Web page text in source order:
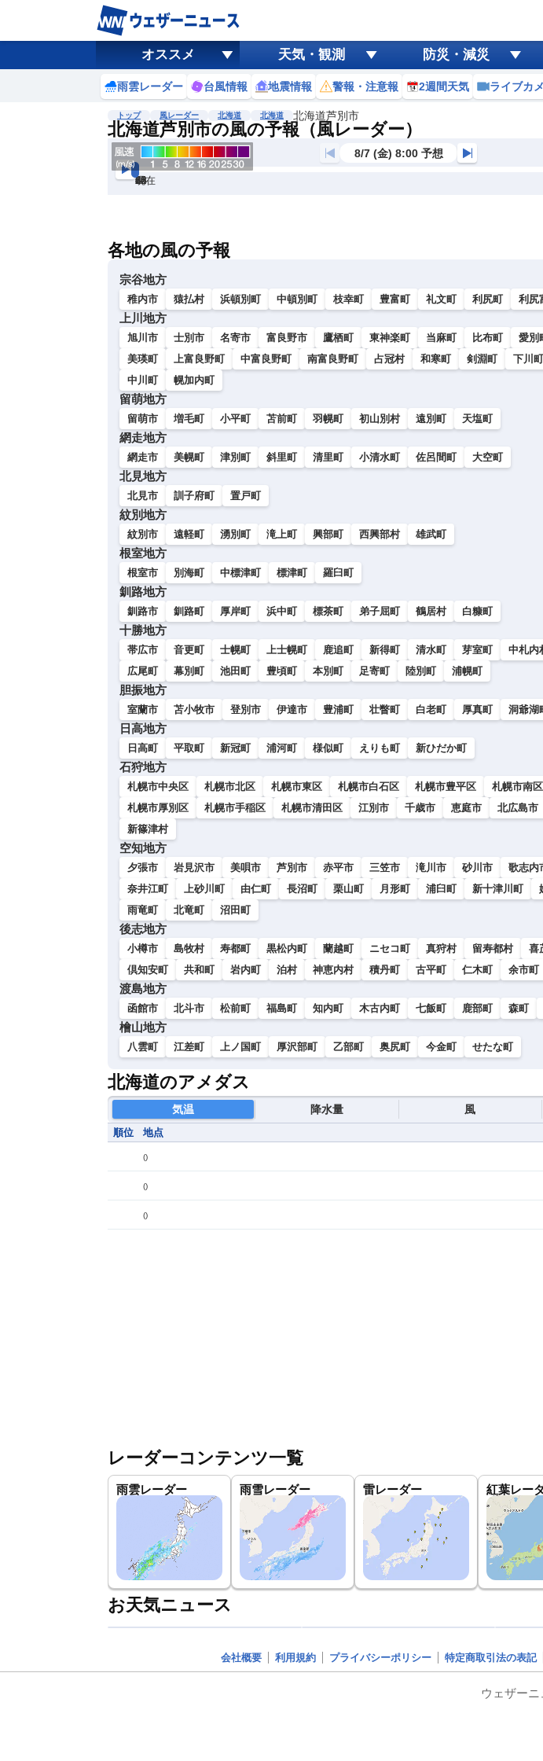
オススメ 天気・観測 防災・減災
雨雲レーダー 台風情報 地震情報 警報・注意報 2週間天気 ライブカ
トップ 風レーダー 北海道 北海道 北海道芦別市
北海道芦別市の風の予報（風レーダー）
8/7 (金) 8:00 予想
現在
6h
12
24
36
48
60
72
各地の風の予報
宗谷地方
稚内市 猿払村 浜頓別町 中頓別町 枝幸町 豊富町 礼文町 利尻町 利尻
上川地方
旭川市 士別市 名寄市 富良野市 鷹栖町 東神楽町 当麻町 比布町 愛別
美瑛町
上富良野町 中富良野町 南富良野町 占冠村 和寒町 剣淵町 下川町
中川町
幌加内町
留萌地方
留萌市 増毛町 小平町 苫前町 羽幌町 初山別村 遠別町 天塩町
網走地方
網走市 美幌町 津別町 斜里町 清里町 小清水町 佐呂間町 大空町
北見地方
北見市 訓子府町 置戸町
紋別地方
紋別市 遠軽町 湧別町 滝上町 興部町 西興部村 雄武町
根室地方
根室市 別海町 中標津町 標津町 羅臼町
釧路地方
釧路市 釧路町 厚岸町 浜中町 標茶町 弟子屈町 鶴居村 白糠町
十勝地方
帯広市 音更町 士幌町 上士幌町 鹿追町 新得町 清水町 芽室町 中札内
広尾町
幕別町 池田町 豊頃町 本別町 足寄町 陸別町 浦幌町
胆振地方
室蘭市 苫小牧市 登別市 伊達市 豊浦町 壮瞥町 白老町 厚真町 洞爺湖
日高地方
日高町 平取町 新冠町 浦河町 様似町 えりも町 新ひだか町
石狩地方
札幌市中央区 札幌市北区 札幌市東区 札幌市白石区 札幌市豊平区 札幌市南区
札幌市厚別区
札幌市手稲区 札幌市清田区 江別市 千歳市 恵庭市 北広島市
新篠津村
空知地方
夕張市 岩見沢市 美唄市 芦別市 赤平市 三笠市 滝川市 砂川市 歌志内
奈井江町
上砂川町 由仁町 長沼町 栗山町 月形町 浦臼町 新十津川町
雨竜町
北竜町 沼田町
後志地方
小樽市 島牧村 寿都町 黒松内町 蘭越町 ニセコ町 真狩村 留寿都村 喜
倶知安町
共和町 岩内町 泊村 神恵内村 積丹町 古平町 仁木町 余市町
渡島地方
函館市 北斗市 松前町 福島町 知内町 木古内町 七飯町 鹿部町 森町
檜山地方
八雲町 江差町 上ノ国町 厚沢部町 乙部町 奥尻町 今金町 せたな町
北海道のアメダス
気温 降水量 風
順位 地点
()
()
()
レーダーコンテンツ一覧
雨雲レーダー 雨雪レーダー 雷レーダー 紅葉レー
お天気ニュース
会社概要 利用規約 プライバシーポリシー 特定商取引法の表記
ウェザーニ